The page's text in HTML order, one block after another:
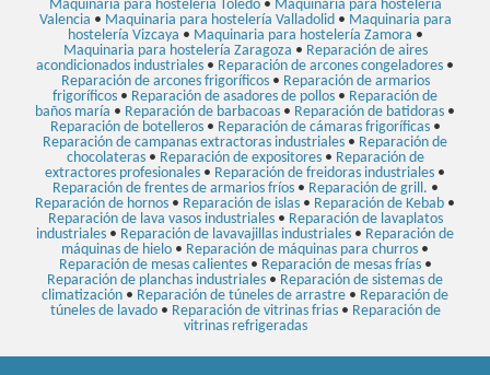
Maquinaria para hostelería Toledo• Maquinaria para hostelería
Valencia • Maquinaria para hostelería Valladolid • Maquinaria para
hostelería Vizcaya • Maquinaria para hostelería Zamora •
Maquinaria para hostelería Zaragoza • Reparación de aires
acondicionados industriales • Reparación de arcones congeladores •
Reparación de arcones frigoríficos• Reparación de armarios
frigoríficos • Reparación de asadores de pollos • Reparación de
baños maría • Reparación de barbacoas • Reparación de batidoras •
Reparación de botelleros• Reparación de cámaras frigoríficas•
Reparación de campanas extractoras industriales • Reparación de
chocolateras• Reparación de expositores• Reparación de
extractores profesionales • Reparación de freidoras industriales •
Reparación de frentes de armarios fríos• Reparación de grill. •
Reparación de hornos • Reparación de islas • Reparación de Kebab •
Reparación de lava vasos industriales• Reparación de lavaplatos
industriales • Reparación de lavavajillas industriales • Reparación de
máquinas de hielo • Reparación de máquinas para churros •
Reparación de mesas calientes• Reparación de mesas frías•
Reparación de planchas industriales • Reparación de sistemas de
climatización • Reparación de túneles de arrastre • Reparación de
túneles de lavado• Reparación de vitrinas frias• Reparación de
vitrinas refrigeradas